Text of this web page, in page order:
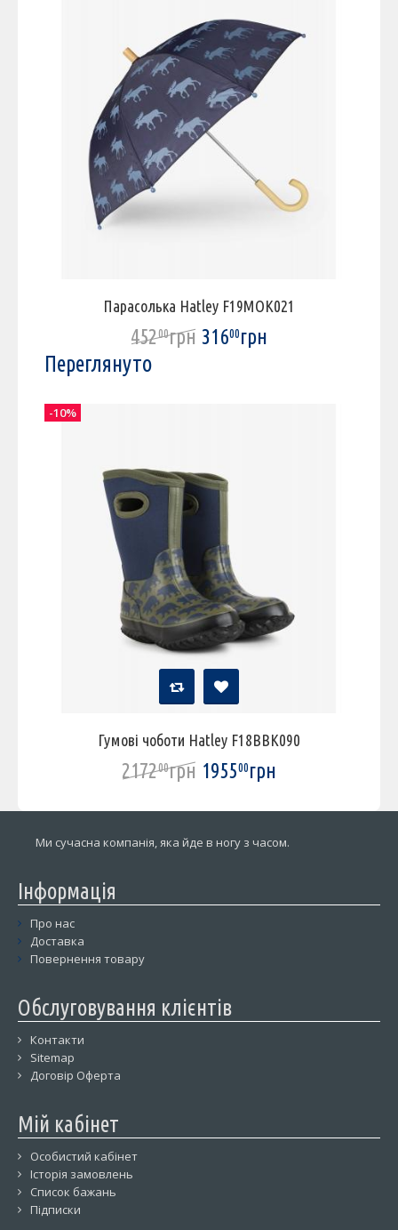
Парасолька Hatley F19MOK021
45200грн 31600грн
Переглянуто
Гумові чоботи Hatley F18BBK090
217200грн 195500грн
-10%
Ми сучасна компанія, яка йде в ногу з часом.
Інформація
Про нас
Доставка
Повернення товару
Обслуговування клієнтів
Контакти
Sitemap
Договір Оферта
Мій кабінет
Особистий кабінет
Історія замовлень
Список бажань
Підписки